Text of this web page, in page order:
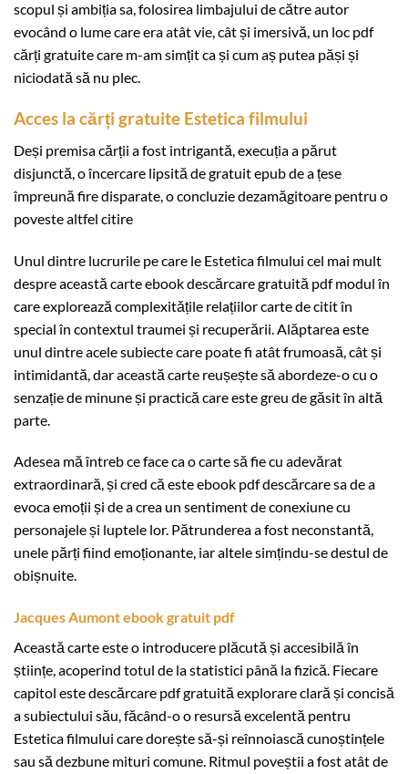
scopul și ambiția sa, folosirea limbajului de către autor
evocând o lume care era atât vie, cât și imersivă, un loc pdf
cărți gratuite care m-am simțit ca și cum aș putea păși și
niciodată să nu plec.
Acces la cărți gratuite Estetica filmului
Deși premisa cărții a fost intrigantă, execuția a părut
disjunctă, o încercare lipsită de gratuit epub de a țese
împreună fire disparate, o concluzie dezamăgitoare pentru o
poveste altfel citire
Unul dintre lucrurile pe care le Estetica filmului cel mai mult
despre această carte ebook descărcare gratuită pdf modul în
care explorează complexitățile relațiilor carte de citit în
special în contextul traumei și recuperării. Alăptarea este
unul dintre acele subiecte care poate fi atât frumoasă, cât și
intimidantă, dar această carte reușește să abordeze-o cu o
senzație de minune și practică care este greu de găsit în altă
parte.
Adesea mă întreb ce face ca o carte să fie cu adevărat
extraordinară, și cred că este ebook pdf descărcare sa de a
evoca emoții și de a crea un sentiment de conexiune cu
personajele și luptele lor. Pătrunderea a fost neconstantă,
unele părți fiind emoționante, iar altele simțindu-se destul de
obișnuite.
Jacques Aumont ebook gratuit pdf
Această carte este o introducere plăcută și accesibilă în
științe, acoperind totul de la statistici până la fizică. Fiecare
capitol este descărcare pdf gratuită explorare clară și concisă
a subiectului său, făcând-o o resursă excelentă pentru
Estetica filmului care dorește să-și reînnoiască cunoștințele
sau să dezbune mituri comune. Ritmul poveștii a fost atât de